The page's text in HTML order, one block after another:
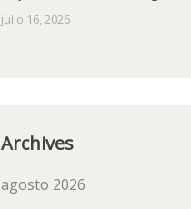
julio 16, 2026
Archives
agosto 2026